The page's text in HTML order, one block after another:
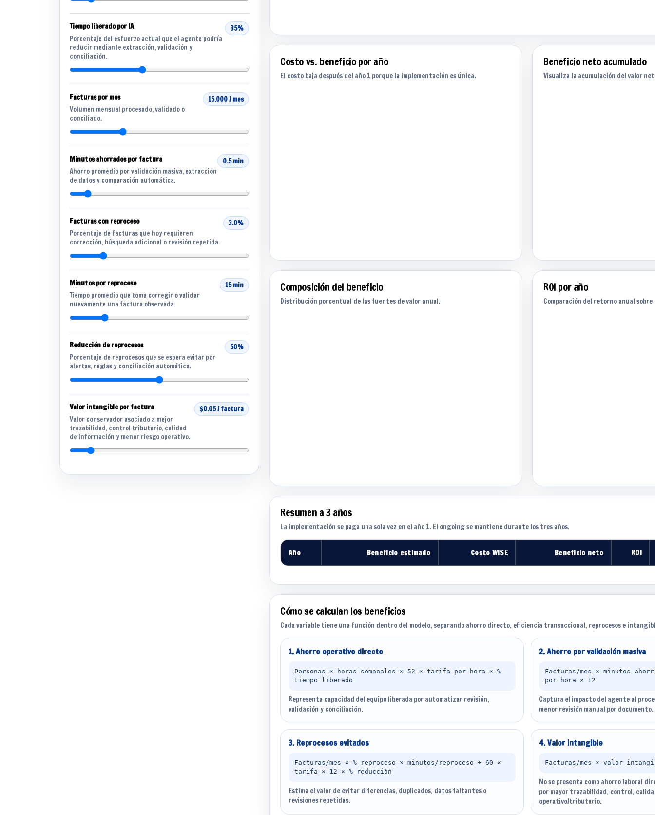
Tiempo liberado por IA
Porcentaje del esfuerzo actual que el agente podría
reducir mediante extracción, validación y
conciliación.
35%
Facturas por mes
Volumen mensual procesado, validado o
conciliado.
15,000 / mes
Minutos ahorrados por factura
Ahorro promedio por validación masiva, extracción
de datos y comparación automática.
0.5 min
Facturas con reproceso
Porcentaje de facturas que hoy requieren
corrección, búsqueda adicional o revisión repetida.
3.0%
Minutos por reproceso
Tiempo promedio que toma corregir o validar
nuevamente una factura observada.
15 min
Reducción de reprocesos
Porcentaje de reprocesos que se espera evitar por
alertas, reglas y conciliación automática.
50%
Valor intangible por factura
Valor conservador asociado a mejor
trazabilidad, control tributario, calidad
de información y menor riesgo operativo.
$0.05 / factura
Costo vs. beneficio por año
El costo baja después del año 1 porque la implementación es única.
Beneficio neto acumulado
Visualiza la acumulación del valor
Composición del beneficio
Distribución porcentual de las fuentes de valor anual.
ROI por año
Comparación del retorno anual sobre
Resumen a 3 años
La implementación se paga una sola vez en el año 1. El ongoing se mantiene durante los tres años.
Año Beneficio estimado Costo WISE Beneficio neto ROI
Cómo se calculan los beneficios
Cada variable tiene una función dentro del modelo, separando ahorro directo, eficiencia transaccional, reprocesos e
1. Ahorro operativo directo
Personas × horas semanales × 52 × tarifa por hora × %
tiempo liberado
Representa capacidad del equipo liberada por automatizar revisión,
validación y conciliación.
2. Ahorro por validación masiva
Facturas/mes × minutos
por hora × 12
Captura el impacto del agente al
menor revisión manual por documento.
3. Reprocesos evitados
Facturas/mes × % reproceso × minutos/reproceso ÷ 60 ×
tarifa × 12 × % reducción
Estima el valor de evitar diferencias, duplicados, datos faltantes o
revisiones repetidas.
4. Valor intangible
Facturas/mes × valor
No se presenta como ahorro laboral
por mayor trazabilidad, control,
operativo/tributario.